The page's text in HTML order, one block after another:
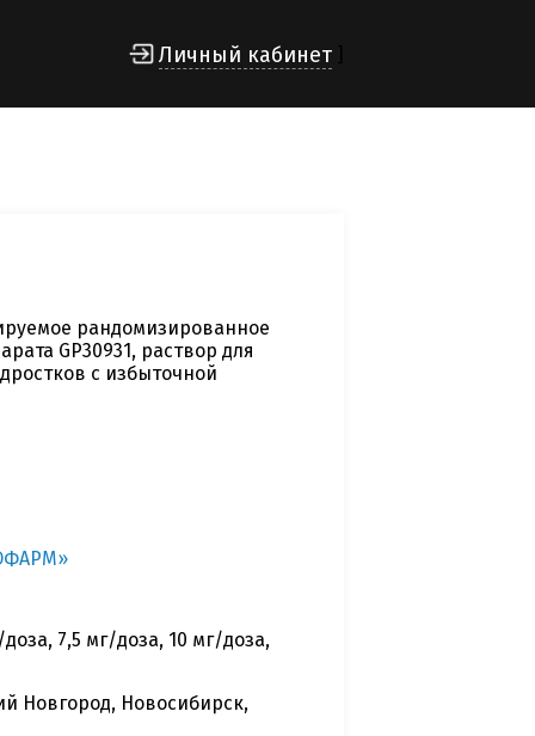
Личный кабинет
рандомизированное
GP30931, раствор для
с избыточной
7,5 мг/доза, 10 мг/доза,
Новгород, Новосибирск,